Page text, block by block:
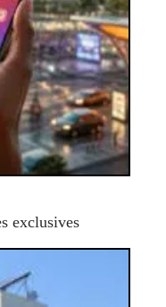
exclusives